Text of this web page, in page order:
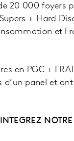
20 000 foyers
+ Hard
et
en PGC +
panel et